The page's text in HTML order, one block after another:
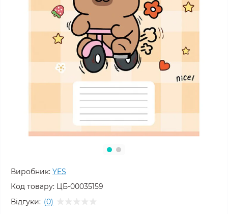
Виробник: YES
Код товару: ЦБ-00035159
Відгуки: (0)